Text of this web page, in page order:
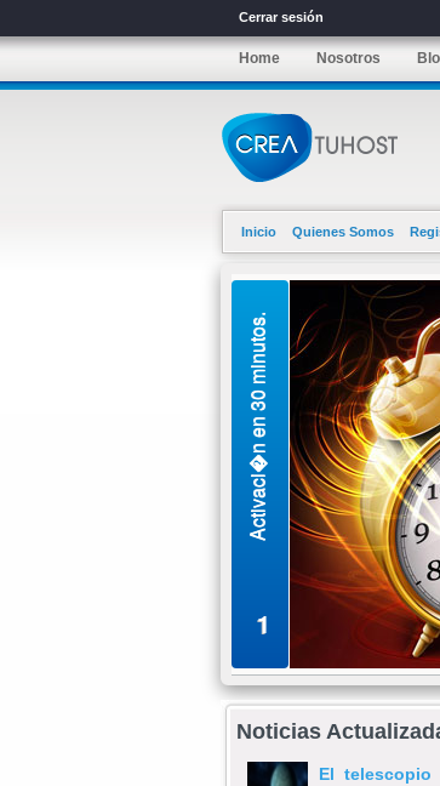
Cerrar sesión
Home Nosotros
Inicio Quienes Somos
Activaci�n en 30 minutos.
1
Noticias
El